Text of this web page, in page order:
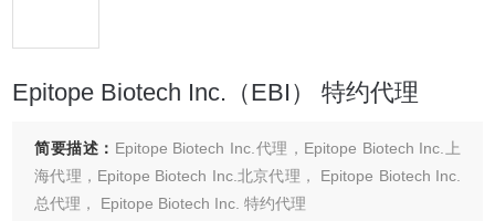
Epitope Biotech Inc.（EBI） 特约代理
简要描述： Epitope Biotech Inc.代理，Epitope Biotech Inc.上
海代理，Epitope Biotech Inc.北京代理， Epitope Biotech Inc.
总代理， Epitope Biotech Inc. 特约代理